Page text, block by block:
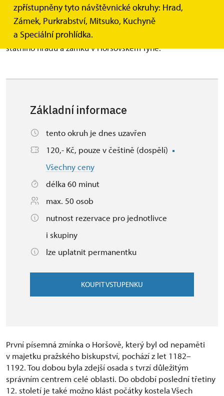
zpřístupněny tyto návštěvnické okruhy: Hrad,
Zámek, Purkrabství, Mitsuko, Kuchyně
a Speciální prohlídka.
staveb regionu západních Čech. Původně románský
kostelík, přestavěný v gotice a baroku, s bohatou
výzdobou. Návštěvu je nutné předem domluvit se správou
státního hradu a zámku v Horšovském Týně.
Základní informace
tento okruh je dnes uzavřen
120,- Kč, pouze v češtině (dospělí)
Všechny ceny
délka 60 minut
max. 50 osob
nutnost rezervace pro jednotlivce
i skupiny
lze uplatnit permanentku
KOUPIT VSTUPENKU
První písemná zmínka o Horšově, který byl od nepaměti
v majetku pražského biskupství, pochází z let 1182–
1192. Tou dobou byla zdejší osada s tvrzí důležitým
správním centrem celé oblasti. Do období poslední třetiny
12. století je také možno klást počátky kostela Všech